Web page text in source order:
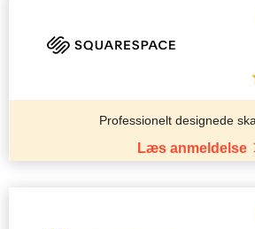
Professionelt designede
Læs anmeldelse